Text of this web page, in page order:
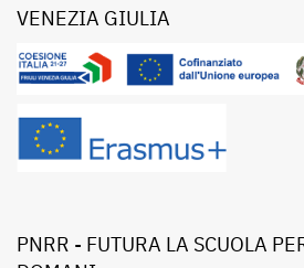
VENEZIA GIULIA
PNRR - FUTURA LA SCUOLA